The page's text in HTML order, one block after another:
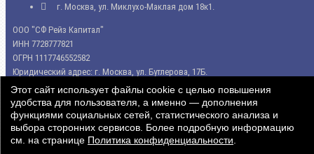
г. Москва, ул. Миклухо-Маклая дом 18к1.
ООО "СФ Рейз Капитал"
ИНН 7728777821
ОГРН 1117746552582
Юридический адрес: г. Москва, ул. Бутлерова, 17Б.
Магазин сепараторов Separ2000 © 2014 - 2023. Копирование материалов
сайта запрещено
Этот сайт использует файлы cookie с целью повышения
удобства для пользователя, а именно — дополнения
функциями социальных сетей, статистического анализа и
выбора сторонних сервисов. Более подробную информацию
см. на странице Политика конфиденциальности